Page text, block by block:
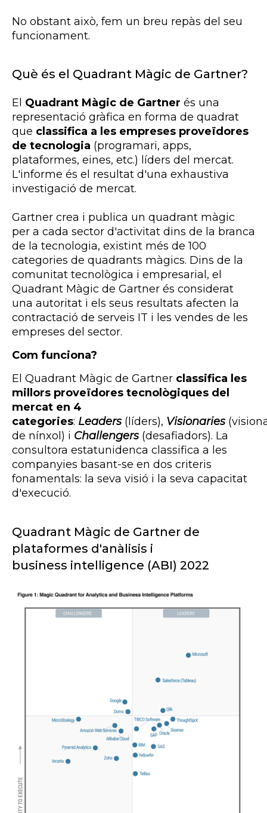
No obstant això, fem un breu repàs del seu
funcionament.
Què és el Quadrant Màgic de Gartner?
El Quadrant Màgic de Gartner és una
representació gràfica en forma de quadrat
que classifica a les empreses proveïdores
de tecnologia (programari, apps,
plataformes, eines, etc.) líders del mercat.
L'informe és el resultat d'una exhaustiva
investigació de mercat.
Gartner crea i publica un quadrant màgic
per a cada sector d'activitat dins de la branca
de la tecnologia, existint més de 100
categories de quadrants màgics. Dins de la
comunitat tecnològica i empresarial, el
Quadrant Màgic de Gartner és considerat
una autoritat i els seus resultats afecten la
contractació de serveis IT i les vendes de les
empreses del sector.
Com funciona?
El Quadrant Màgic de Gartner classifica les
millors proveïdores tecnològiques del
mercat en 4
categories: Leaders(líders), Visionaries
de nínxol) i Challengers(desafiadors). La
consultora estatunidenca classifica a les
companyies basant-se en dos criteris
fonamentals: la seva visió i la seva capacitat
d'execució.
Quadrant Màgic de Gartner de
plataformes d'anàlisis i
business intelligence (ABI) 2022